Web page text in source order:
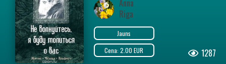
Anna
Riga
Jauns
Cena: 2.00 EUR
1287